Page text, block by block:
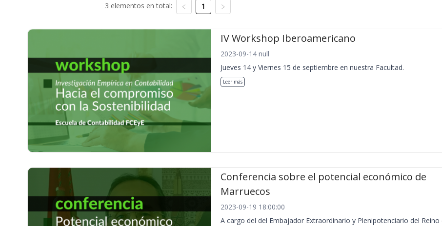
3 elementos en total: 1
IV Workshop Iberoamericano
2023-09-14 null
Jueves 14 y Viernes 15 de septiembre en nuestra Facultad.
Leer más
Conferencia sobre el potencial económico de
Marruecos
2023-09-19 18:00:00
A cargo del del Embajador Extraordinario y Plenipotenciario del Reino